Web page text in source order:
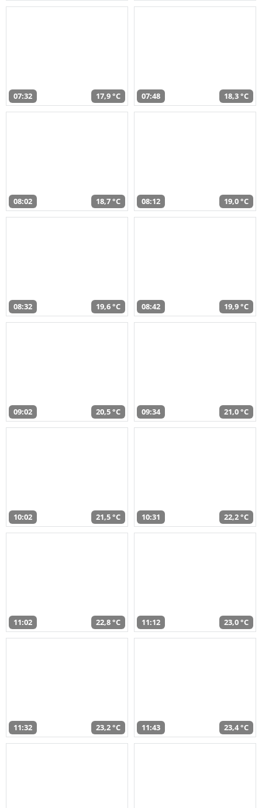
07:32 17,9 °C 07:48 18,3 °C
08:02 18,7 °C 08:12 19,0 °C
08:32 19,6 °C 08:42 19,9 °C
09:02 20,5 °C 09:34 21,0 °C
10:02 21,5 °C 10:31 22,2 °C
11:02 22,8 °C 11:12 23,0 °C
11:32 23,2 °C 11:43 23,4 °C